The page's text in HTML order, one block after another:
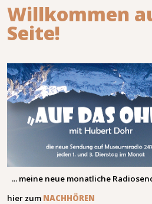
Willkommen
Seite!
... meine neue monatliche
hier zum NACHHÖREN